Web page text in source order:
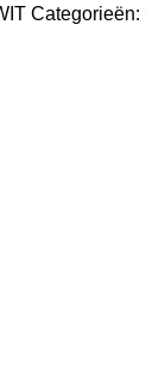
Categorieën: